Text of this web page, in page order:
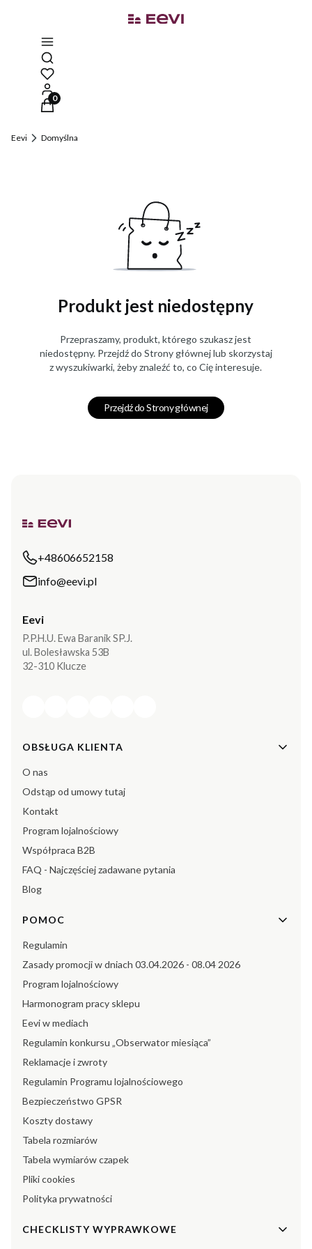
Otwórz wyszukiwarkę
Produkty w koszyku: 0. Zobacz szczegóły
Eevi Domyślna
Produkt jest niedostępny
Przepraszamy, produkt, którego szukasz jest
niedostępny. Przejdź do Strony głównej lub skorzystaj
z wyszukiwarki, żeby znaleźć to, co Cię interesuje.
Przejdź do Strony głównej
+48606652158
info@eevi.pl
Eevi
P.P.H.U. Ewa Baranik SP.J.
ul. Bolesławska 53B
32-310 Klucze
Linki w stopce
OBSŁUGA KLIENTA
O nas
Odstąp od umowy tutaj
Kontakt
Program lojalnościowy
Współpraca B2B
FAQ - Najczęściej zadawane pytania
Blog
POMOC
Regulamin
Zasady promocji w dniach 03.04.2026 - 08.04 2026
Program lojalnościowy
Harmonogram pracy sklepu
Eevi w mediach
Regulamin konkursu „Obserwator miesiąca”
Reklamacje i zwroty
Regulamin Programu lojalnościowego
Bezpieczeństwo GPSR
Koszty dostawy
Tabela rozmiarów
Tabela wymiarów czapek
Pliki cookies
Polityka prywatności
CHECKLISTY WYPRAWKOWE